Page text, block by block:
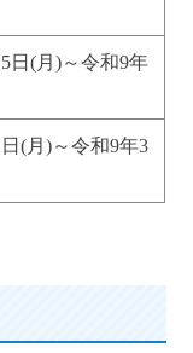
日(月)～令和9年
(月)～令和9年3